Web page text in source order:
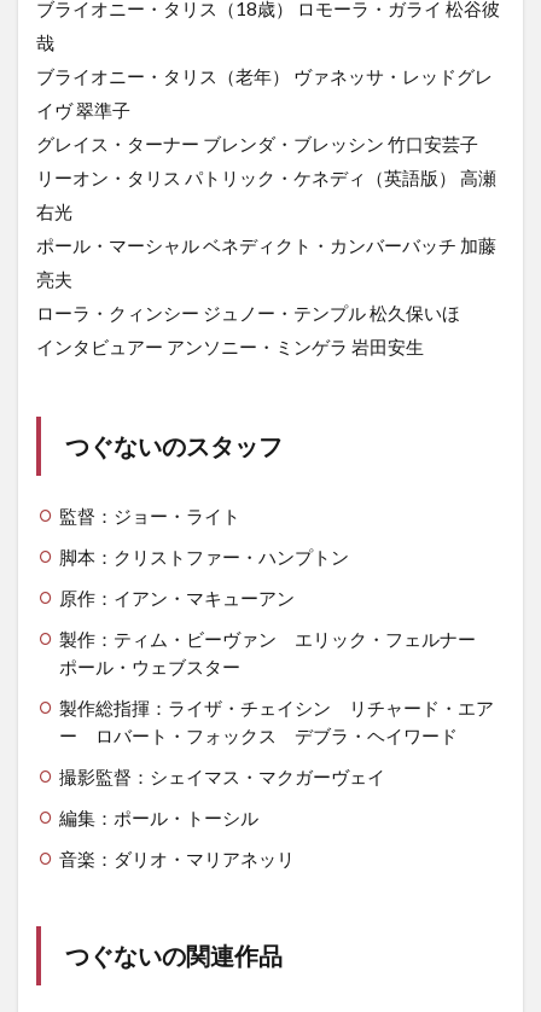
ブライオニー・タリス（18歳） ロモーラ・ガライ 松谷彼
哉
ブライオニー・タリス（老年） ヴァネッサ・レッドグレ
イヴ 翠準子
グレイス・ターナー ブレンダ・ブレッシン 竹口安芸子
リーオン・タリス パトリック・ケネディ（英語版） 高瀬
右光
ポール・マーシャル ベネディクト・カンバーバッチ 加藤
亮夫
ローラ・クィンシー ジュノー・テンプル 松久保いほ
インタビュアー アンソニー・ミンゲラ 岩田安生
つぐないのスタッフ
監督：ジョー・ライト
脚本：クリストファー・ハンプトン
原作：イアン・マキューアン
製作：ティム・ビーヴァン エリック・フェルナー
ポール・ウェブスター
製作総指揮：ライザ・チェイシン リチャード・エア
ー ロバート・フォックス デブラ・ヘイワード
撮影監督：シェイマス・マクガーヴェイ
編集：ポール・トーシル
音楽：ダリオ・マリアネッリ
つぐないの関連作品